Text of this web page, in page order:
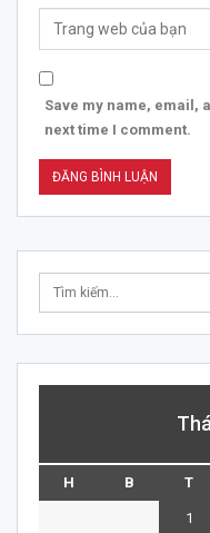
Save my name, email,
next time I comment.
H B T
1